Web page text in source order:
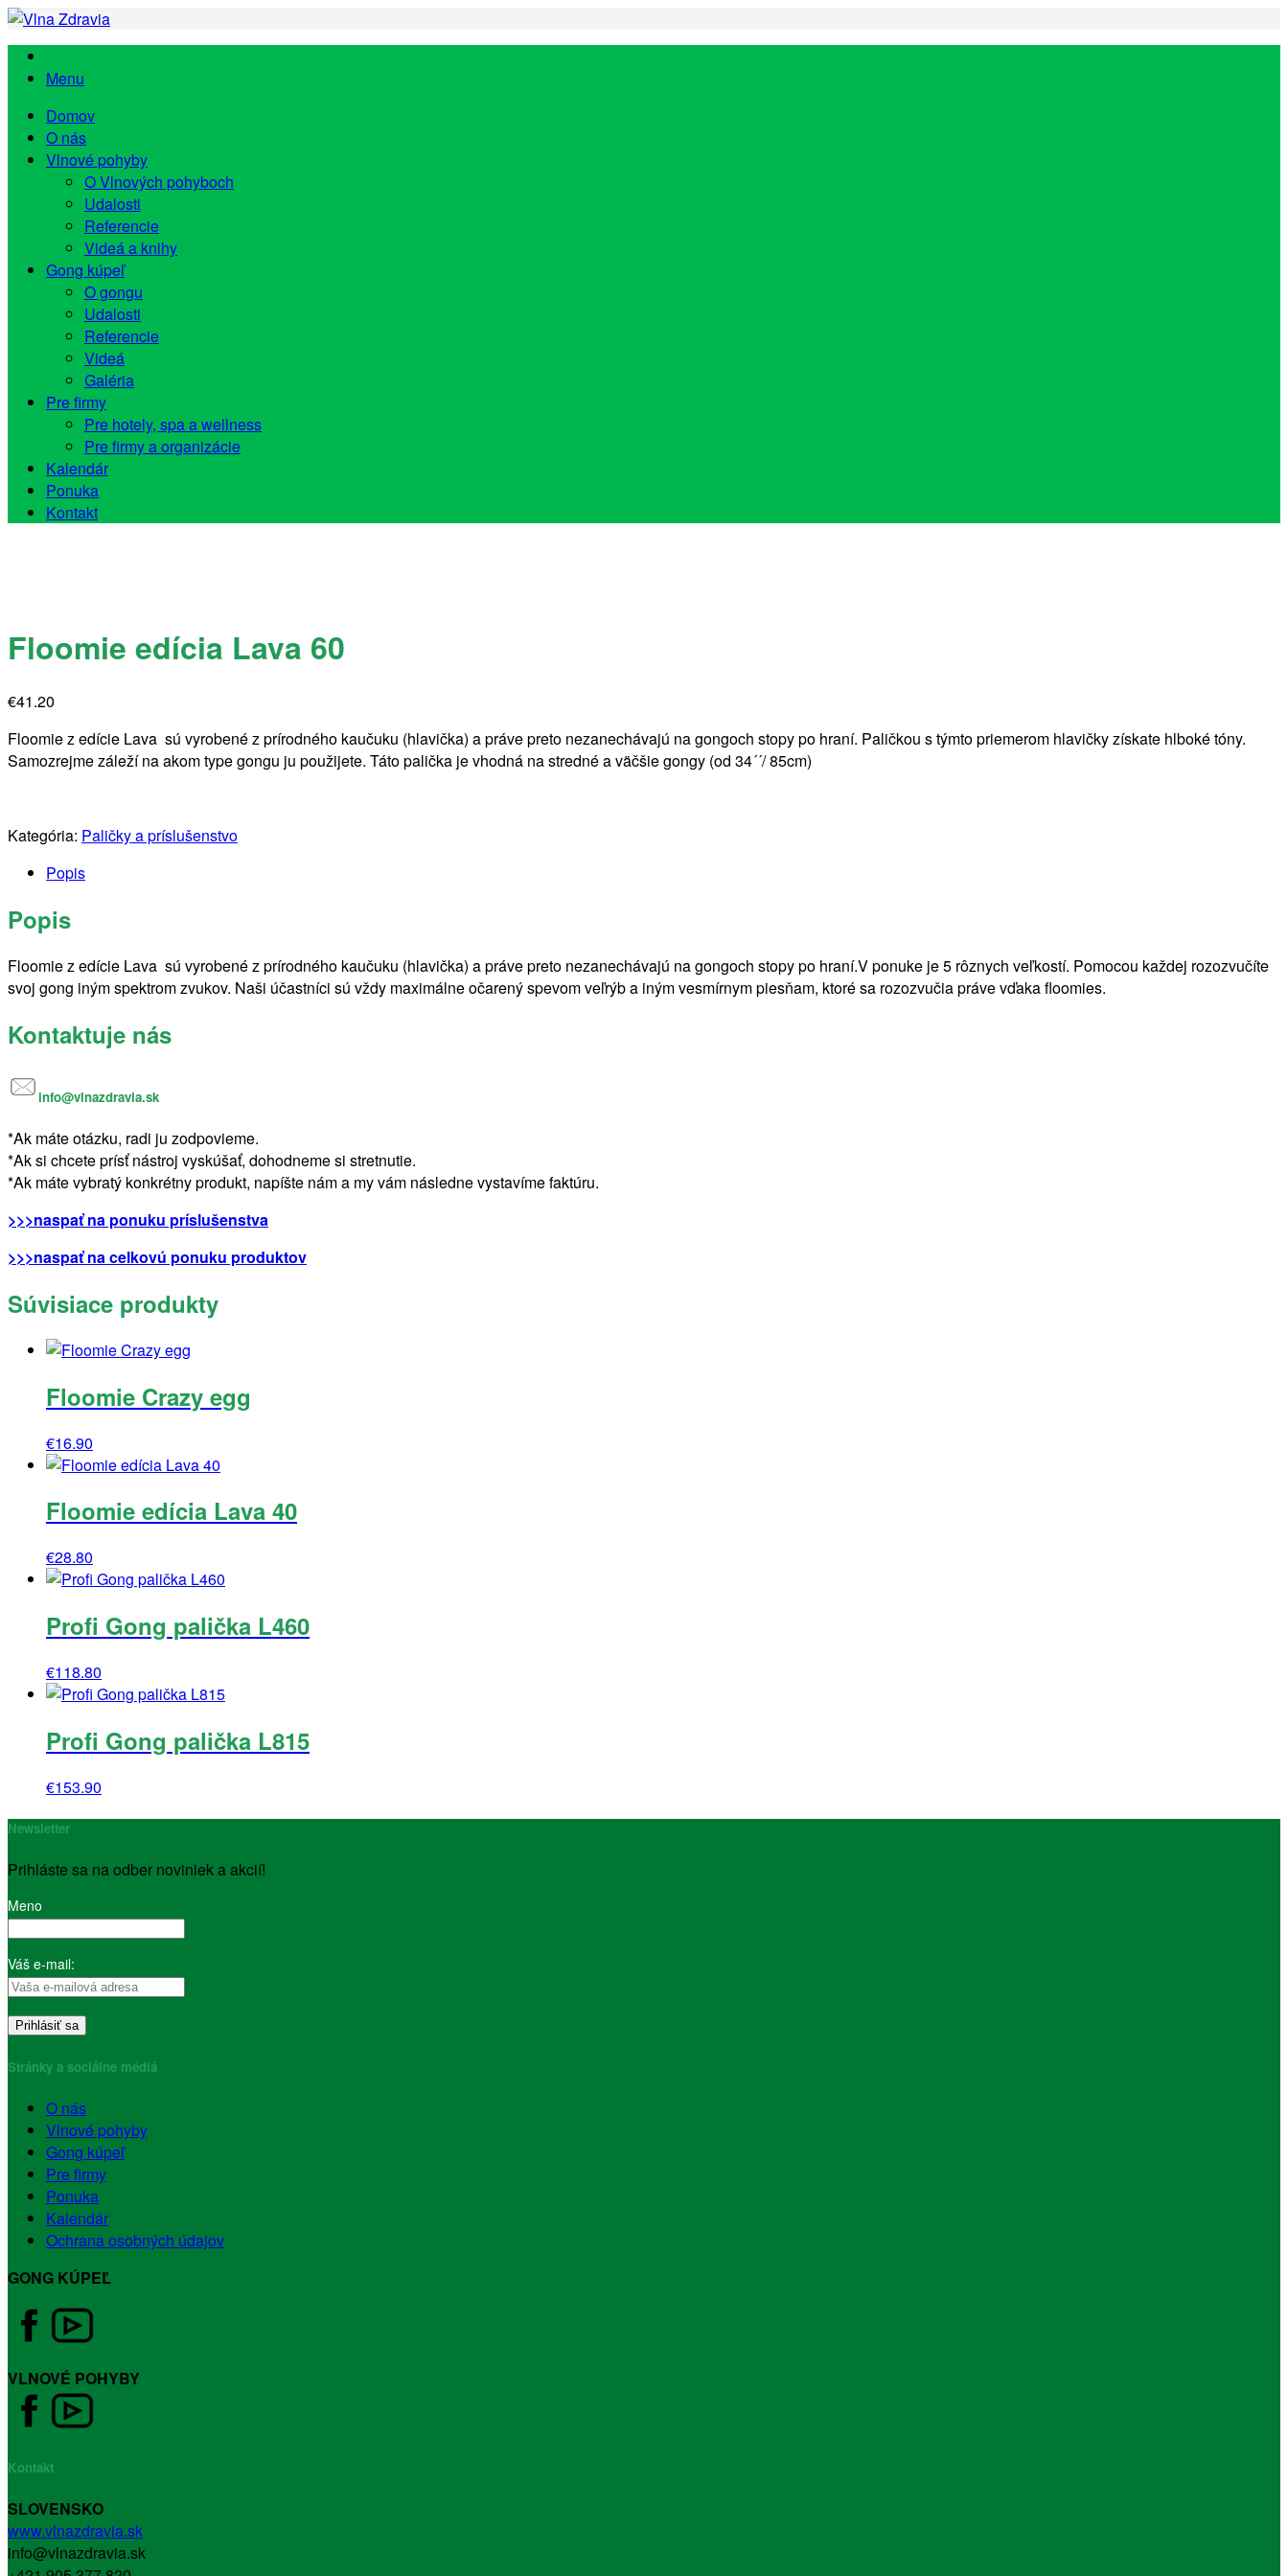
Menu
Domov
O nás
Vlnové pohyby
O Vlnových pohyboch
Udalosti
Referencie
Videá a knihy
Gong kúpeľ
O gongu
Udalosti
Referencie
Videá
Galéria
Pre firmy
Pre hotely, spa a wellness
Pre firmy a organizácie
Kalendár
Ponuka
Kontakt
Floomie edícia Lava 60
€41.20
Floomie z edície Lava sú vyrobené z prírodného kaučuku (hlavička) a práve preto nezanechávajú na gongoch stopy po hraní. Paličkou s týmto priemerom hlavičky získate hlboké tóny.
Samozrejme záleží na akom type gongu ju použijete. Táto palička je vhodná na stredné a väčšie gongy (od 34´´/ 85cm)
Kategória: Paličky a príslušenstvo
Popis
Popis
Floomie z edície Lava sú vyrobené z prírodného kaučuku (hlavička) a práve preto nezanechávajú na gongoch stopy po hraní.V ponuke je 5 rôznych veľkostí. Pomocou každej rozozvučíte
svoj gong iným spektrom zvukov. Naši účastníci sú vždy maximálne očarený spevom veľrýb a iným vesmírnym piesňam, ktoré sa rozozvučia práve vďaka floomies.
Kontaktuje nás
info@vlnazdravia.sk
*Ak máte otázku, radi ju zodpovieme.
*Ak si chcete prísť nástroj vyskúšať, dohodneme si stretnutie.
*Ak máte vybratý konkrétny produkt, napíšte nám a my vám následne vystavíme faktúru.
>>>naspať na ponuku príslušenstva
>>>naspať na celkovú ponuku produktov
Súvisiace produkty
Floomie Crazy egg
€16.90
Floomie edícia Lava 40
€28.80
Profi Gong palička L460
€118.80
Profi Gong palička L815
€153.90
Newsletter
Prihláste sa na odber noviniek a akcií!
Meno
Váš e-mail:
Stránky a sociálne médiá
O nás
Vlnové pohyby
Gong kúpeľ
Pre firmy
Ponuka
Kalendár
Ochrana osobných údajov
GONG KÚPEĽ
VLNOVÉ POHYBY
Kontakt
SLOVENSKO
www.vlnazdravia.sk
info@vlnazdravia.sk